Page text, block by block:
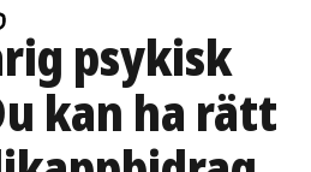
psykisk
kan ha rätt